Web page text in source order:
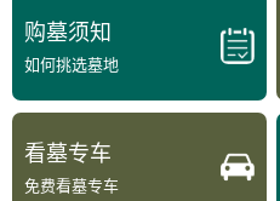
购墓须知
如何挑选墓地
看墓专车
免费看墓专车